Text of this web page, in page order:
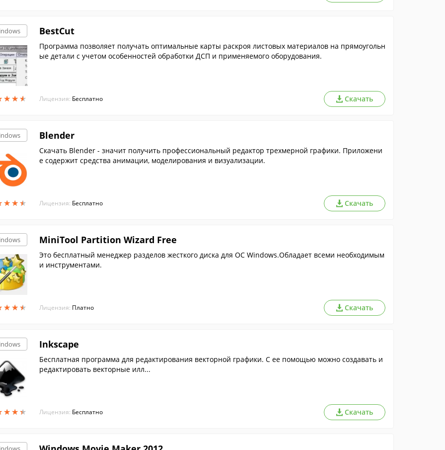
★★★
★★★
BestCut
Программа позволяет получать оптимальные карты раскроя листовых материалов на прямоугольн
ые детали с учетом особенностей обработки ДСП и применяемого оборудования.
Лицензия: Бесплатно Скачать
★★★
★★★
Blender
Скачать Blender - значит получить профессиональный редактор трехмерной графики. Приложени
е содержит средства анимации, моделирования и визуализации.
Лицензия: Бесплатно Скачать
★★★
★★★
MiniTool Partition Wizard Free
Это бесплатный менеджер разделов жесткого диска для ОС Windows.Обладает всеми необходимым
и инструментами.
Лицензия: Платно Скачать
★★★
★★★
Inkscape
Бесплатная программа для редактирования векторной графики. С ее помощью можно создавать и
редактировать векторные илл...
Лицензия: Бесплатно Скачать